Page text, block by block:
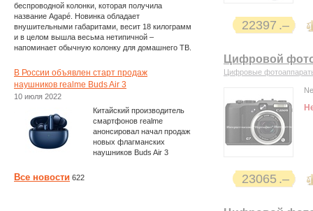
22397
Цифровой
Цифровые
23065
беспроводной колонки, которая получила
название Agapé. Новинка обладает
внушительными габаритами, весит 18 килограмм
и в целом вышла весьма нетипичной –
напоминает обычную колонку для домашнего ТВ.
В России объявлен старт продаж
наушников realme Buds Air 3
10 июля 2022
Китайский производитель
смартфонов realme
анонсировал начал продаж
новых флагманских
наушников Buds Air 3
Все новости 622